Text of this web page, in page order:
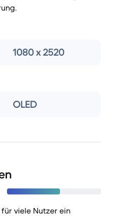
1080 x 2520
OLED
viele Nutzer ein